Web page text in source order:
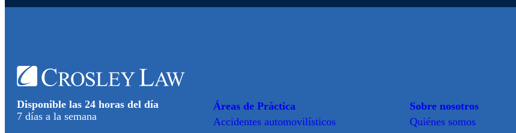
Disponible las 24 horas del día
7 días a la semana
Áreas de Práctica
Accidentes automovilísticos
Sobre nosotros
Quiénes somos